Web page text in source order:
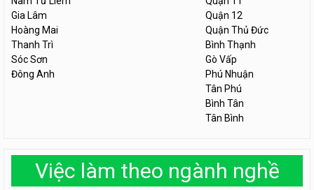
Gia Lâm
Hoàng Mai
Thanh Trì
Sóc Sơn
Đông Anh
Quận 12
Quận Thủ Đức
Bình Thạnh
Gò Vấp
Phú Nhuận
Tân Phú
Bình Tân
Tân Bình
Việc làm theo ngành nghề